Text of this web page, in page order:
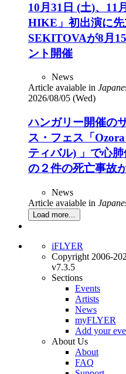
10月31日 (土)、11
HIKE」初出演に
SEKITOVAが8月
ント開催
News
Article avaiable in
2026/08/05 (Wed)
ハンガリー開催の
ス・フェス「
ティバル) 」で心
の２件の死亡事故
News
Article avaiable in
Load more...
iFLYER
Copyright 2006-
v7.3.5
Sections
Events
Artists
News
myFLYER
Add your
About Us
About
FAQ